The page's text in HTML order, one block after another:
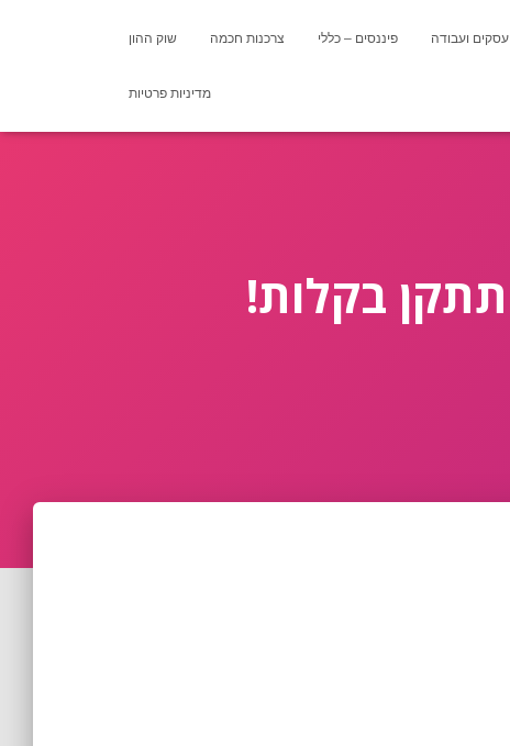
עסקים ועבודה פיננסים – כללי צרכנות חכמה שוק ההון
מדיניות פרטיות